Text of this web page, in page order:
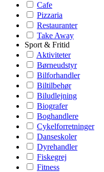
Cafe
Pizzaria
Restauranter
Take Away
Sport & Fritid
Aktiviteter
Børneudstyr
Bilforhandler
Biltilbehør
Biludlejning
Biografer
Boghandlere
Cykelforretninger
Danseskoler
Dyrehandler
Fiskegrej
Fitness